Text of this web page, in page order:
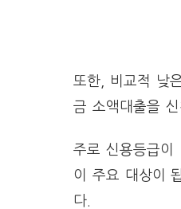
또한, 비교적 낮
금 소액대출을
주로 신용등급이
이 주요 대상이
다.